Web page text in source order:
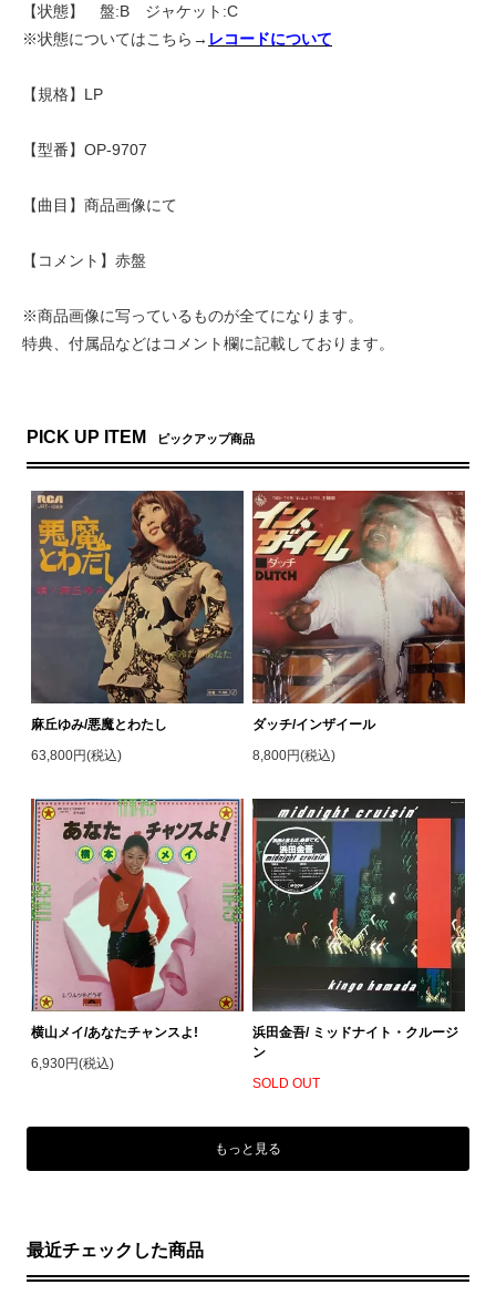
【状態】 盤:B ジャケット:C
※状態についてはこちら→ レコードについて
【規格】LP
【型番】OP-9707
【曲目】商品画像にて
【コメント】赤盤
※商品画像に写っているものが全てになります。
特典、付属品などはコメント欄に記載しております。
PICK UP ITEM ピックアップ商品
麻丘ゆみ/悪魔とわたし
63,800円(税込)
ダッチ/インザイール
8,800円(税込)
横山メイ/あなたチャンスよ!
6,930円(税込)
浜田金吾/ ミッドナイト・クルージ
ン
SOLD OUT
もっと見る
最近チェックした商品